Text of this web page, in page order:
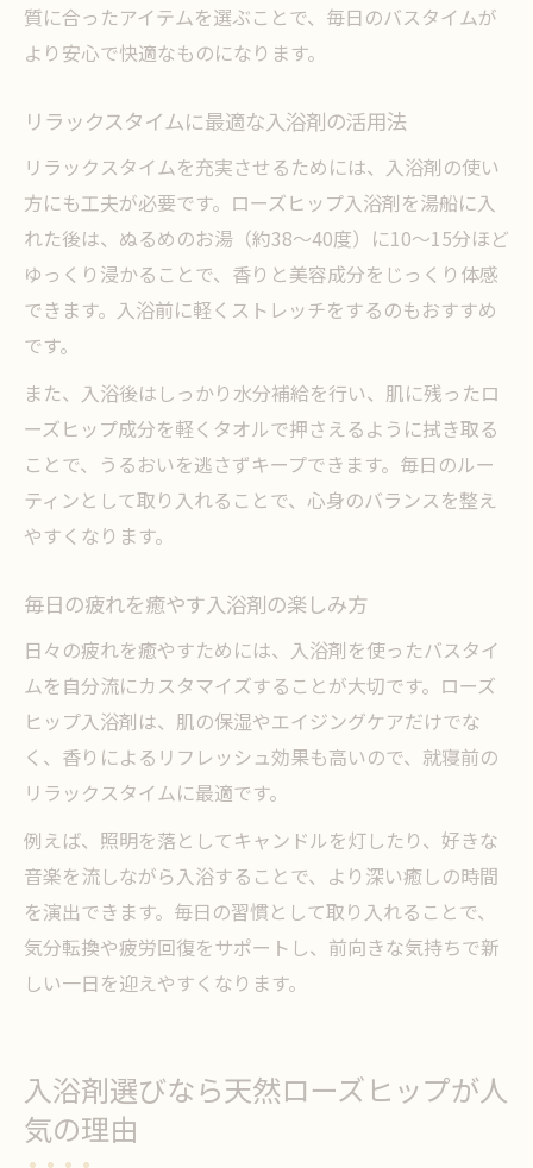
質に合ったアイテムを選ぶことで、毎日のバスタイムが
より安心で快適なものになります。
リラックスタイムに最適な入浴剤の活用法
リラックスタイムを充実させるためには、入浴剤の使い
方にも工夫が必要です。ローズヒップ入浴剤を湯船に入
れた後は、ぬるめのお湯（約38～40度）に10～15分ほど
ゆっくり浸かることで、香りと美容成分をじっくり体感
できます。入浴前に軽くストレッチをするのもおすすめ
です。
また、入浴後はしっかり水分補給を行い、肌に残ったロ
ーズヒップ成分を軽くタオルで押さえるように拭き取る
ことで、うるおいを逃さずキープできます。毎日のルー
ティンとして取り入れることで、心身のバランスを整え
やすくなります。
毎日の疲れを癒やす入浴剤の楽しみ方
日々の疲れを癒やすためには、入浴剤を使ったバスタイ
ムを自分流にカスタマイズすることが大切です。ローズ
ヒップ入浴剤は、肌の保湿やエイジングケアだけでな
く、香りによるリフレッシュ効果も高いので、就寝前の
リラックスタイムに最適です。
例えば、照明を落としてキャンドルを灯したり、好きな
音楽を流しながら入浴することで、より深い癒しの時間
を演出できます。毎日の習慣として取り入れることで、
気分転換や疲労回復をサポートし、前向きな気持ちで新
しい一日を迎えやすくなります。
入浴剤選びなら天然ローズヒップが人
気の理由